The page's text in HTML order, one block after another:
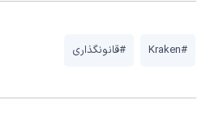
#Kraken #قانونگذاری